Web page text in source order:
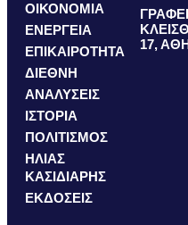
ΟΙΚΟΝΟΜΙΑ
ΕΝΕΡΓΕΙΑ
ΕΠΙΚΑΙΡΟΤΗΤΑ
ΔΙΕΘΝΗ
ΑΝΑΛΥΣΕΙΣ
ΙΣΤΟΡΙΑ
ΠΟΛΙΤΙΣΜΟΣ
ΗΛΙΑΣ
ΚΑΣΙΔΙΑΡΗΣ
ΕΚΔΟΣΕΙΣ
17,